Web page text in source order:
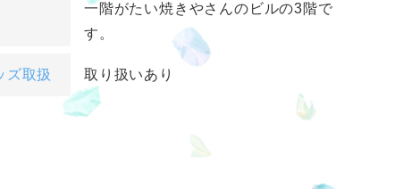
一階がたい焼きやさんのビルの3階で
す。
ズ取扱 取り扱いあり